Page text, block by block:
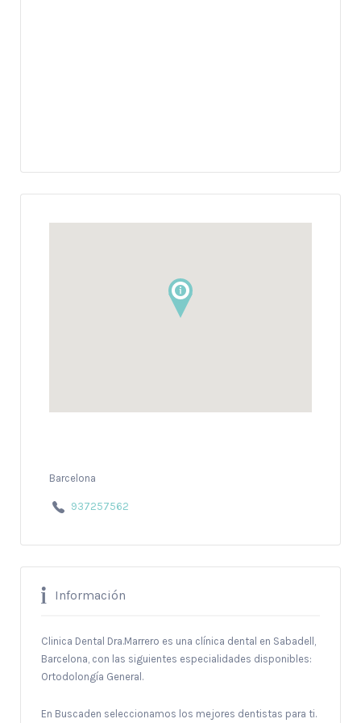
Barcelona
937257562
Información
Clinica Dental Dra.Marrero es una clínica dental en Sabadell,
Barcelona, con las siguientes especialidades disponibles:
Ortodolongía General.
En Buscaden seleccionamos los mejores dentistas para ti.